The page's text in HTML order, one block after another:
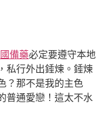
備藥必定要遵守本地
私行外出錘煉。錘煉
？那不是我的主色
普通愛戀！這太不水